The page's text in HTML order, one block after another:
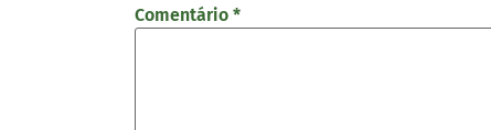
Comentário *